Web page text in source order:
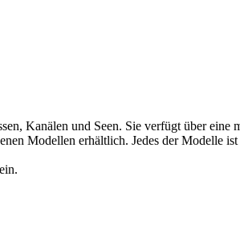
Kanälen und Seen. Sie verfügt über
Modellen erhältlich. Jedes der Modelle